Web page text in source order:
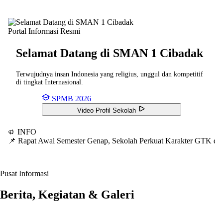
Portal Informasi Resmi
Selamat Datang di SMAN 1 Cibadak
Terwujudnya insan Indonesia yang religius, unggul dan kompetitif
di tingkat Internasional.
SPMB 2026
Video Profil Sekolah
INFO
📌 Rapat Awal Semester Genap, Sekolah Perkuat Karakter GTK
Pusat Informasi
Berita, Kegiatan & Galeri